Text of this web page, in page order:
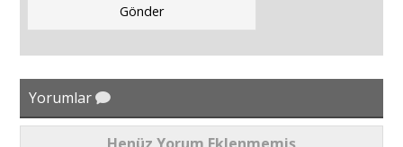
Yorumlar
Henüz Yorum Eklenmemiş